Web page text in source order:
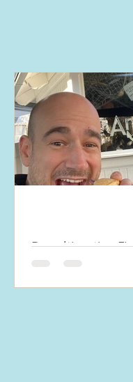
Der ultimative